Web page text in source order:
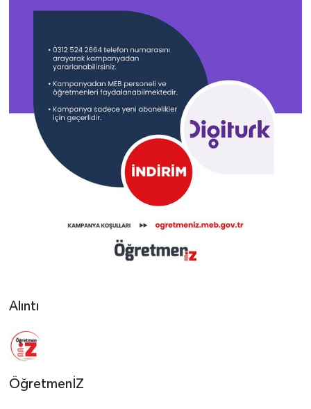
Alıntı
ÖğretmenİZ